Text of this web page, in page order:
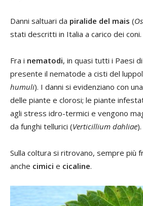
Danni saltuari da piralide del mais (
stati descritti in Italia a carico dei coni.
Fra i nematodi, in quasi tutti i Paesi
presente il nematode a cisti del
humuli). I danni si evidenziano con
delle piante e clorosi; le piante
agli stress idro-termici e vengono
da funghi tellurici (Verticillium dahliae).
Sulla coltura si ritrovano, sempre più
anche cimici e cicaline.